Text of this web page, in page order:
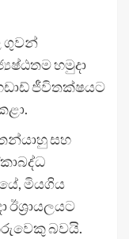
ගුවන්
හමුදා
ජීවිතක්ෂයට
සහ
මියගිය
ඊශ්‍රායලයට
බවයි.